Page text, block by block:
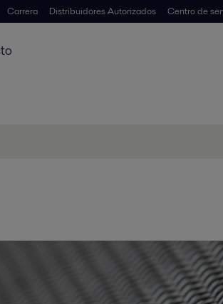
Carrera Distribuidores Autorizados Centro de